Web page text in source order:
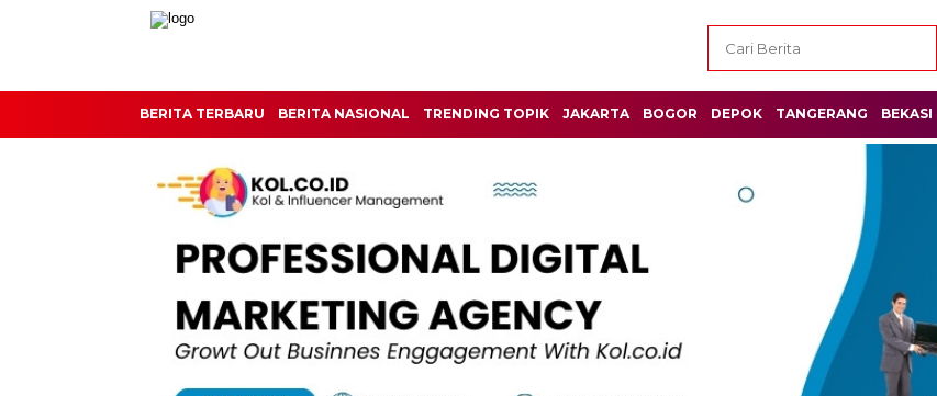
BERITA TERBARU BERITA NASIONAL TRENDING TOPIK JAKARTA BOGOR DEPOK TANGERANG BEKASI